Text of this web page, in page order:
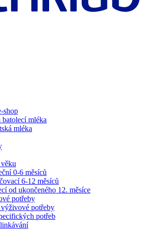
shop
mléka
mléka
0-6 měsíců
6-12 měsíců
od ukončeného 12. měsíce
potřeby
potřeby
potřeb